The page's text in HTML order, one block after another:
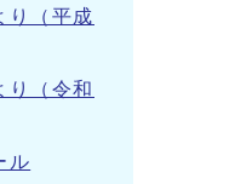
り（平成
り（令和
ル